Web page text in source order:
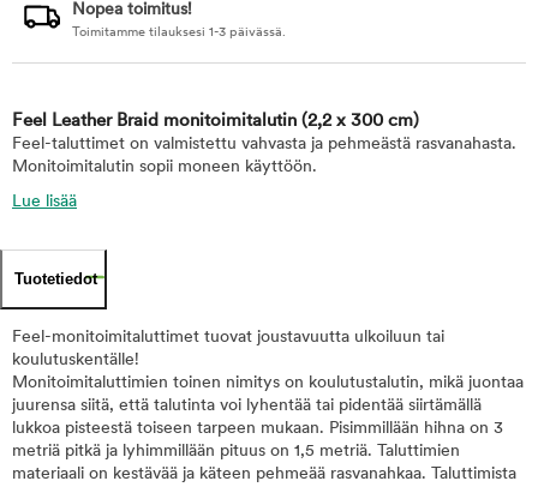
Nopea toimitus!
Toimitamme tilauksesi 1-3 päivässä.
Feel Leather Braid monitoimitalutin (2,2 x 300 cm)
Feel-taluttimet on valmistettu vahvasta ja pehmeästä rasvanahasta.
Monitoimitalutin sopii moneen käyttöön.
Lue lisää
Tuotetiedot
Feel-monitoimitaluttimet tuovat joustavuutta ulkoiluun tai
koulutuskentälle!
Monitoimitaluttimien toinen nimitys on koulutustalutin, mikä juontaa
juurensa siitä, että talutinta voi lyhentää tai pidentää siirtämällä
lukkoa pisteestä toiseen tarpeen mukaan. Pisimmillään hihna on 3
metriä pitkä ja lyhimmillään pituus on 1,5 metriä. Taluttimien
materiaali on kestävää ja käteen pehmeää rasvanahkaa. Taluttimista